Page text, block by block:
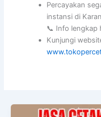
Percayakan
instansi di
📞 Info lengkap
Kunjungi